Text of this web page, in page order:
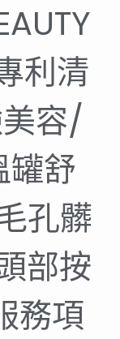
利清
容/
舒
孔髒
部按
務項